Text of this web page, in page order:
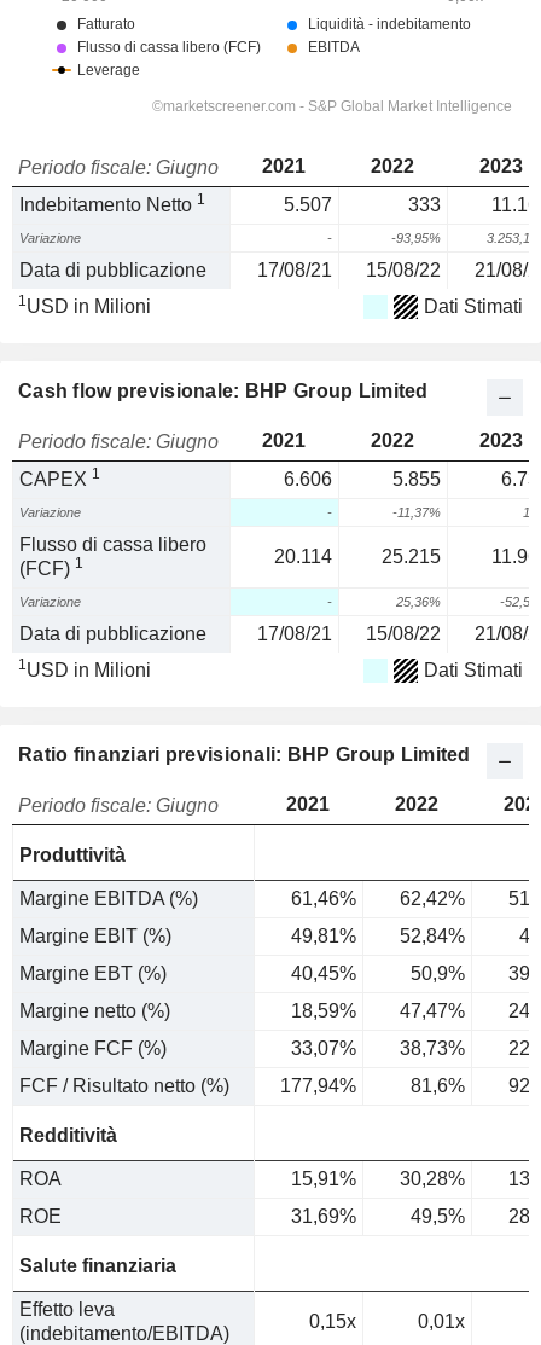
Periodo fiscale: Giugno 2021 2022
2023
Indebitamento Netto 1 5.507 333
Variazione - -93,95%
Data di pubblicazione 17/08/21 15/08/22 21/08/
1USD in Milioni Dati Stimati
Cash flow previsionale: BHP Group Limited
Periodo fiscale: Giugno 2021 2022
2023
CAPEX 1 6.606 5.855
Variazione - -11,37%
Flusso di cassa libero
(FCF) 1 20.114 25.215
Variazione - 25,36% -
Data di pubblicazione 17/08/21 15/08/22 21/08/
1USD in Milioni Dati Stimati
Ratio finanziari previsionali: BHP Group Limited
Periodo fiscale: Giugno 2021 2022
Produttività
Margine EBITDA (%) 61,46% 62,42%
Margine EBIT (%)
49,81% 52,84%
Margine EBT (%)
40,45% 50,9%
Margine netto (%)
18,59% 47,47%
Margine FCF (%)
33,07% 38,73%
FCF / Risultato netto (%)
177,94% 81,6%
Redditività
ROA 15,91% 30,28%
ROE
31,69% 49,5%
Salute finanziaria
Effetto leva
(indebitamento/EBITDA)
0,15x 0,01x